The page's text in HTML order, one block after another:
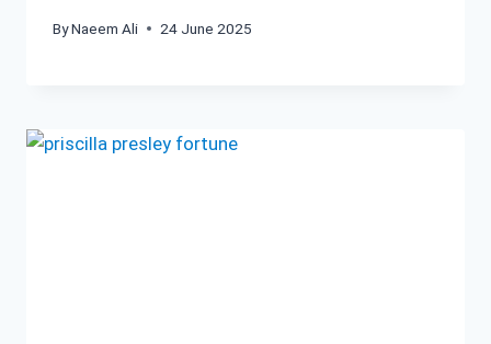
ByNaeem Ali 24 June 2025